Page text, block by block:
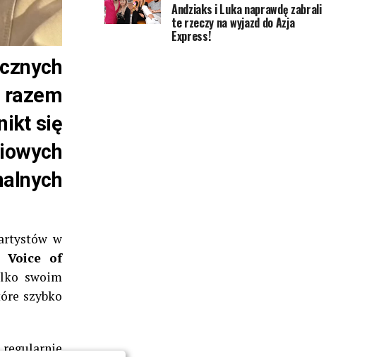
się
w
Voice of
swoim
szybko
regularnie
Andziaks i Luka naprawdę zabrali
te rzeczy na wyjazd do Azja
Express!